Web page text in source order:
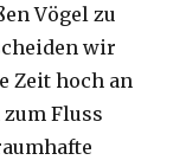
Vögel zu
wir
Zeit hoch an
Fluss
umhafte